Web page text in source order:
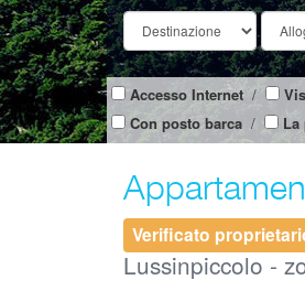
Accesso Internet/
Con posto barca / La
Verificato
Lussinpiccolo -